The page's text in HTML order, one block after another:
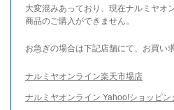
大変混みあっており、現在ナルミヤオ
商品のご購入ができません。
お急ぎの場合は下記店舗にて、お買い
ナルミヤオンライン楽天市場店
ナルミヤオンライン Yahoo!ショッピン